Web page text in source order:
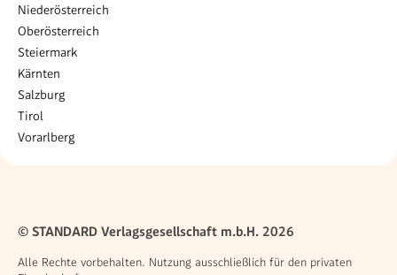
Niederösterreich
Oberösterreich
Steiermark
Kärnten
Salzburg
Tirol
Vorarlberg
© STANDARD Verlagsgesellschaft m.b.H. 2026
Alle Rechte vorbehalten. Nutzung ausschließlich für den privaten